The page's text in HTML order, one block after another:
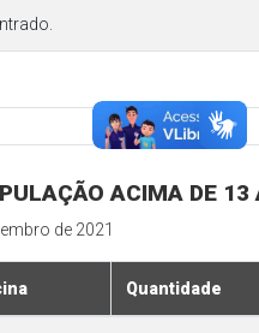
ACIMA DE 13
de 2021
Quantidade